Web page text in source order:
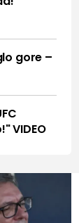
gore –
VIDEO